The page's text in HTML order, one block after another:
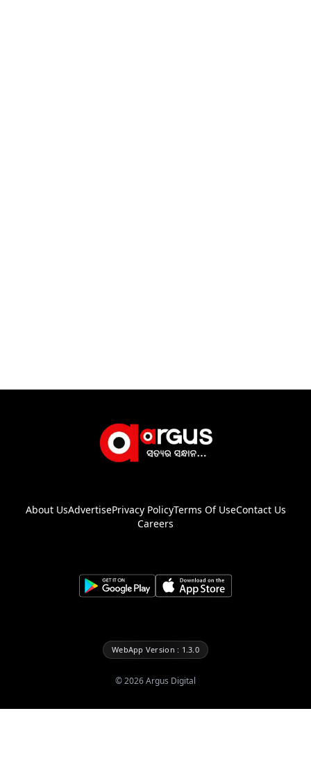
About UsAdvertisePrivacy PolicyTerms Of UseContact Us
Careers
WebApp Version : 1.3.0
©2026Argus Digital